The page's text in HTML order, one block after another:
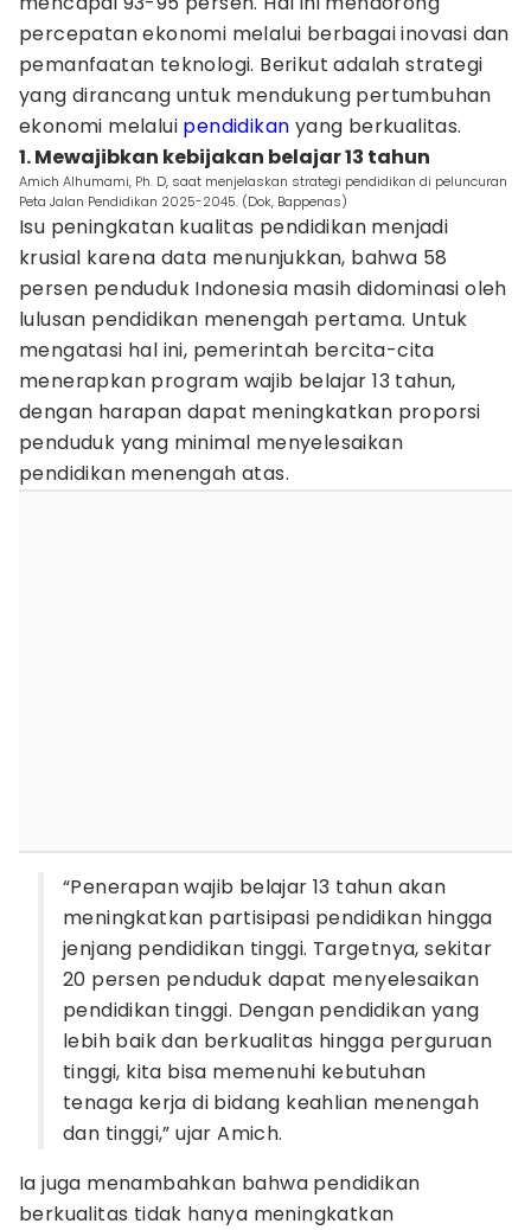
percepatan ekonomi melalui berbagai inovasi dan
pemanfaatan teknologi. Berikut adalah strategi
yang dirancang untuk mendukung pertumbuhan
ekonomi melalui pendidikan yang berkualitas.
1. Mewajibkan kebijakan belajar 13 tahun
Amich Alhumami, Ph. D, saat menjelaskan strategi pendidikan di peluncuran
Peta Jalan Pendidikan 2025-2045. (Dok, Bappenas)
Isu peningkatan kualitas pendidikan menjadi
krusial karena data menunjukkan, bahwa 58
persen penduduk Indonesia masih didominasi oleh
lulusan pendidikan menengah pertama. Untuk
mengatasi hal ini, pemerintah bercita-cita
menerapkan program wajib belajar 13 tahun,
dengan harapan dapat meningkatkan proporsi
penduduk yang minimal menyelesaikan
pendidikan menengah atas.
“Penerapan wajib belajar 13 tahun akan
meningkatkan partisipasi pendidikan hingga
jenjang pendidikan tinggi. Targetnya, sekitar
20 persen penduduk dapat menyelesaikan
pendidikan tinggi. Dengan pendidikan yang
lebih baik dan berkualitas hingga perguruan
tinggi, kita bisa memenuhi kebutuhan
tenaga kerja di bidang keahlian menengah
dan tinggi,” ujar Amich.
Ia juga menambahkan bahwa pendidikan
berkualitas tidak hanya meningkatkan